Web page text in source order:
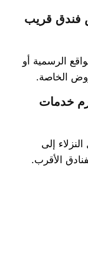
فندق قريب
الرسمية أو
الخاصة.
خدمات
إلى
الأقرب.